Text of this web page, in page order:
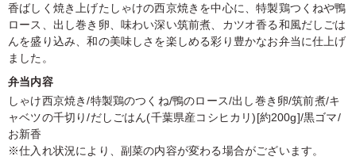
香ばしく焼き上げたしゃけの西京焼きを中心に、特製鶏つくねや鴨
ロース、出し巻き卵、味わい深い筑前煮、カツオ香る和風だしごは
んを盛り込み、和の美味しさを楽しめる彩り豊かなお弁当に仕上げ
ました。
弁当内容
しゃけ西京焼き/特製鶏のつくね/鴨のロース/出し巻き卵/筑前煮/キ
ャベツの千切り/だしごはん(千葉県産コシヒカリ)[約200g]/黒ゴマ/
お新香
※仕入れ状況により、副菜の内容が変わる場合がございます。